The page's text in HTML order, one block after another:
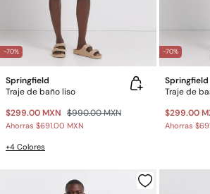
-70%
Springfield
Traje de baño liso
$299.00 MXN $990.00 MXN
Ahorras $691.00 MXN
+4 Colores
-70%
Springfield
$299.00
Ahorras